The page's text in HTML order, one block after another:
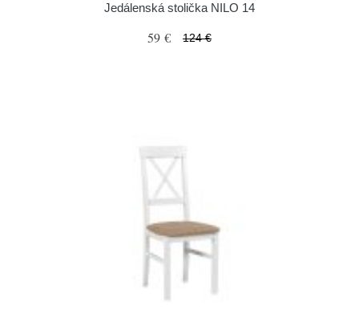
Jedálenská stolička NILO 14
59 € 124 €